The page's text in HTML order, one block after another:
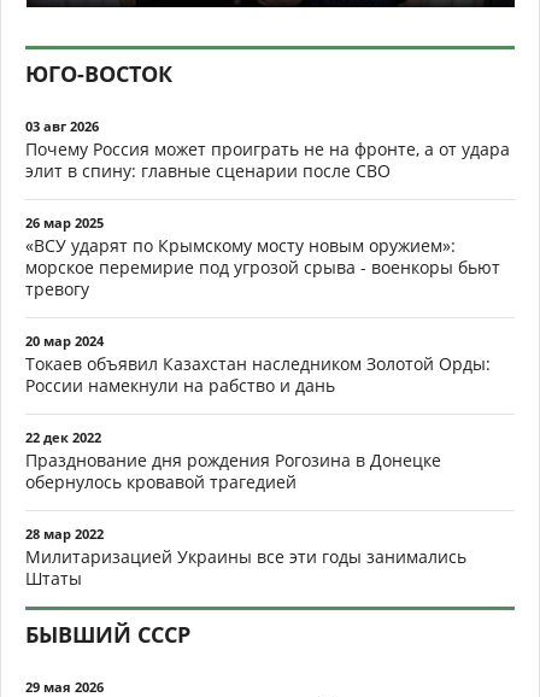
ЮГО-ВОСТОК
03 авг 2026
Почему Россия может проиграть не на фронте, а от удара
элит в спину: главные сценарии после СВО
26 мар 2025
«ВСУ ударят по Крымскому мосту новым оружием»:
морское перемирие под угрозой срыва - военкоры бьют
тревогу
20 мар 2024
Токаев объявил Казахстан наследником Золотой Орды:
России намекнули на рабство и дань
22 дек 2022
Празднование дня рождения Рогозина в Донецке
обернулось кровавой трагедией
28 мар 2022
Милитаризацией Украины все эти годы занимались
Штаты
БЫВШИЙ СССР
29 мая 2026